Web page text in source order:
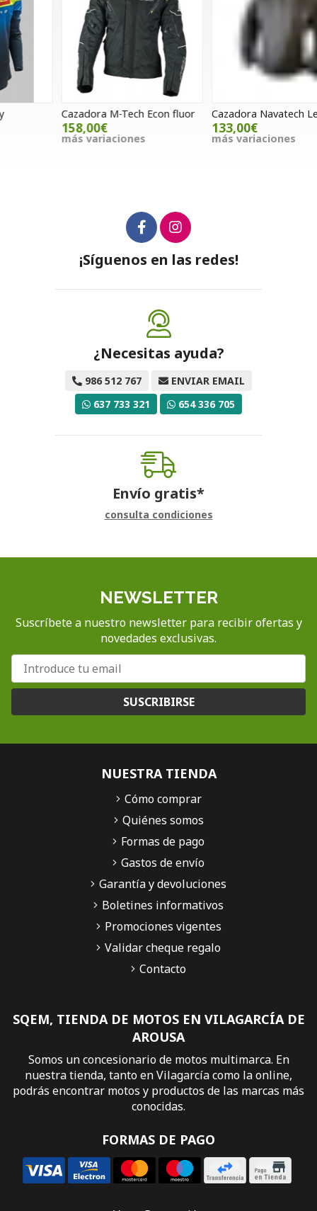
Cazadora M-Tech Econ fluor
más variaciones
Cazadora Navatech Leila
más variaciones
¡Síguenos en las redes!
¿Necesitas ayuda?
986 512 767
ENVIAR EMAIL
637 733 321
654 336 705
Envío gratis*
consulta condiciones
NEWSLETTER
Suscríbete a nuestro newsletter para recibir ofertas y
novedades exclusivas.
SUSCRIBIRSE
SQEM, TIENDA DE MOTOS EN VILAGARCÍA DE
AROUSA
Somos un concesionario de motos multimarca. En
nuestra tienda, tanto en Vilagarcía como la online,
podrás encontrar motos y productos de las marcas más
conocidas.
FORMAS DE PAGO
NUESTRA TIENDA
Cómo comprar
Quiénes somos
Formas de pago
Gastos de envío
Garantía y devoluciones
Boletines informativos
Promociones vigentes
Validar cheque regalo
Contacto